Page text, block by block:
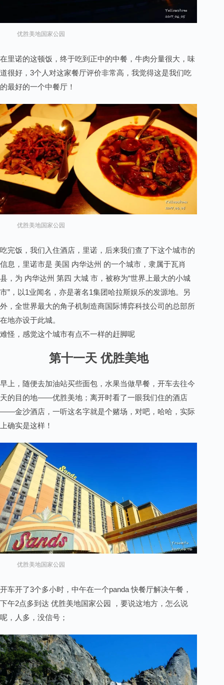
优胜美地国家公园
在里诺的这顿饭，终于吃到正中的中餐，牛肉分量很大，味
道很好，3个人对这家餐厅评价非常高，我觉得这是我们吃
的最好的一个中餐厅！
优胜美地国家公园
吃完饭，我们入住酒店，里诺，后来我们查了下这个城市的
信息，里诺市是 美国 内华达州 的一个城市，隶属于瓦肖
县，为 内华达州 第四 大城 市，被称为“世界上最大的小城
市”，以1业闻名，亦是著名1集团哈拉斯娱乐的发源地。另
外，全世界最大的角子机制造商国际博弈科技公司的总部所
在地亦设于此城。
难怪，感觉这个城市有点不一样的赶脚呢
第十一天 优胜美地
早上，随便去加油站买些面包，水果当做早餐，开车去往今
天的目的地——优胜美地；离开时看了一眼我们住的酒店
——金沙酒店，一听这名字就是个赌场，对吧，哈哈，实际
上确实是这样！
优胜美地国家公园
开车开了3个多小时，中午在一个panda 快餐厅解决午餐，
下午2点多到达 优胜美地国家公园 ，要说这地方，怎么说
呢，人多，没信号；